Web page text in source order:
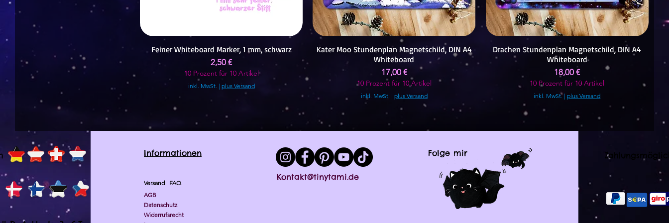
Feiner Whiteboard Marker, 1 mm, schwarz
Preis
2,50 €
10 Prozent für 10 Artikel
inkl. MwSt. | plus Versand
Kater Moo Stundenplan Magnetschild, DIN A4
Whiteboard
Preis
17,00 €
10 Prozent für 10 Artikel
inkl. MwSt. | plus Versand
Drachen Stundenplan Magnetschild, DIN A4
Whiteboard
Preis
18,00 €
10 Prozent für 10 Artikel
inkl. MwSt.|plus Versand
Informationen
Versand FAQ
AGB
Datenschutz
Widerrufsrecht
Kontakt@tinytami.de
Folge mir